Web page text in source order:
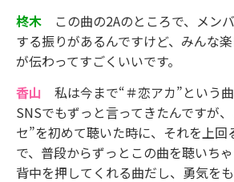
柊木 この曲の2Aのところで、メン
する振りがあるんですけど、みんな
が伝わってすごくいいです。
香山 私は今まで“＃恋アカ”という
SNSでもずっと言ってきたんですが
セ”を初めて聴いた時に、それを上回
で、普段からずっとこの曲を聴いちゃ
背中を押してくれる曲だし、勇気をも